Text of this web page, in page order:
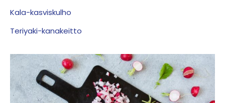
Kala-kasviskulho
Teriyaki-kanakeitto